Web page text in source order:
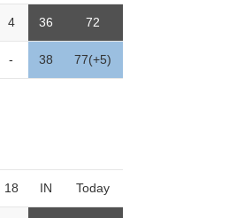
4 36 72
- 38 77(+5)
18 IN Today